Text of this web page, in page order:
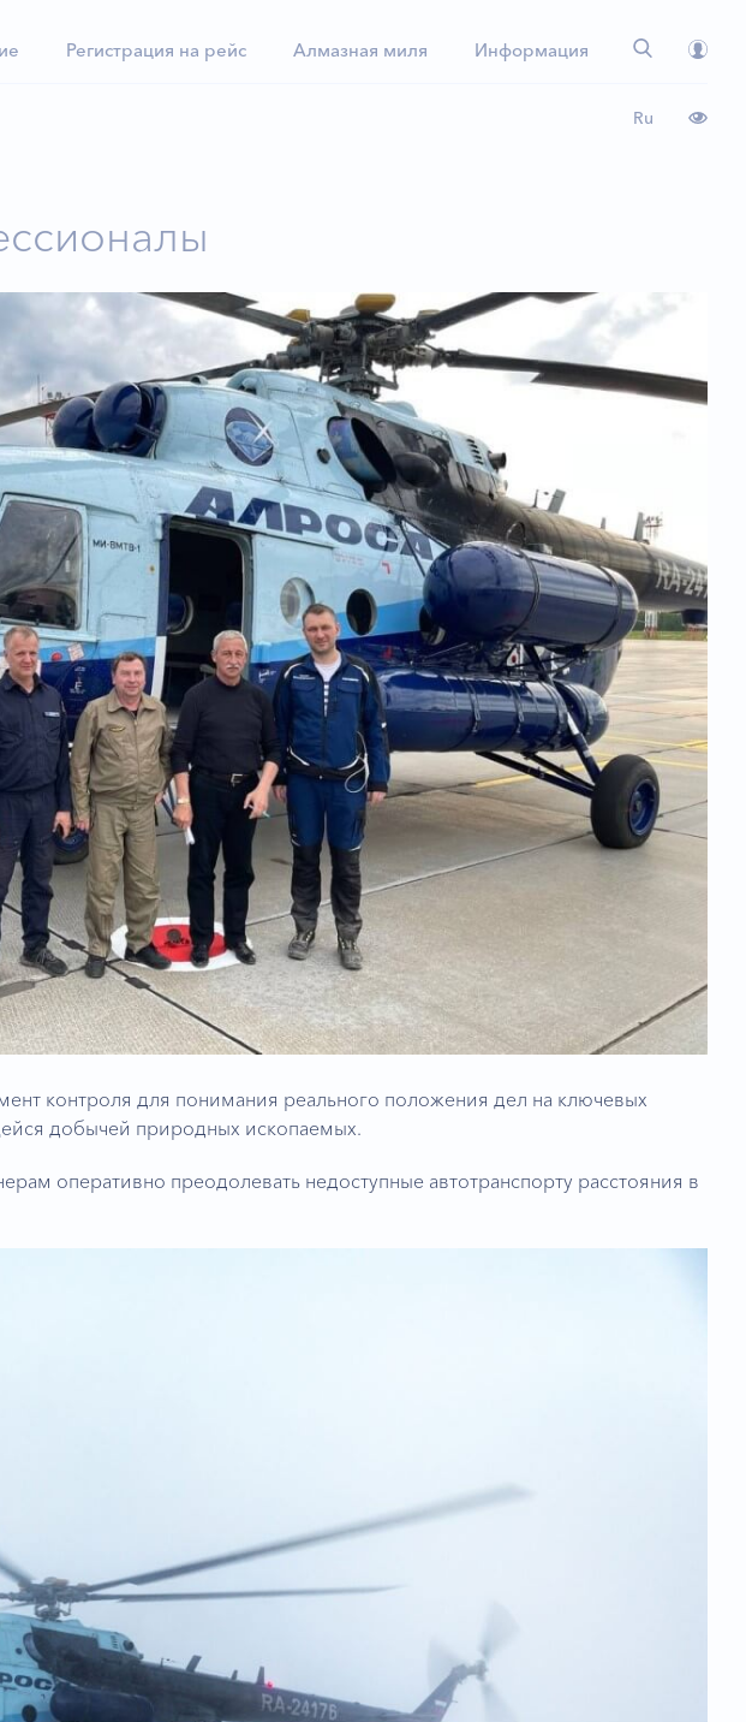
Регистрация на рейс Алмазная миля Информация
Ru
контроля для понимания реального положения дел на ключевых
добычей природных ископаемых.
оперативно преодолевать недоступные автотранспорту расстояния в